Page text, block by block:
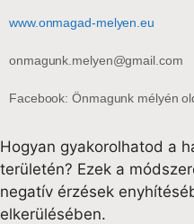
www.onmagad-melyen.eu
onmagunk.melyen@gmail.com
Facebook: Önmagunk mélyén
Hogyan gyakorolhatod a
területén? Ezek a
negatív érzések
elkerülésében.